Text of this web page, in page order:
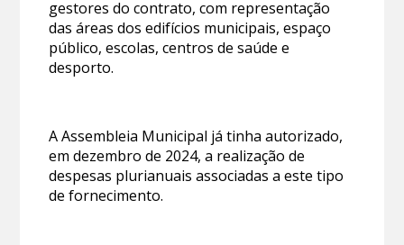
gestores do contrato, com representação
das áreas dos edifícios municipais, espaço
público, escolas, centros de saúde e
desporto.
A Assembleia Municipal já tinha autorizado,
em dezembro de 2024, a realização de
despesas plurianuais associadas a este tipo
de fornecimento.